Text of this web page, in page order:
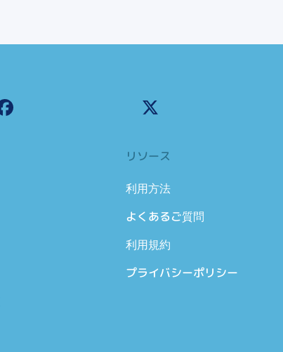
リソース
利用方法
よくあるご質問
利用規約
プライバシーポリシー